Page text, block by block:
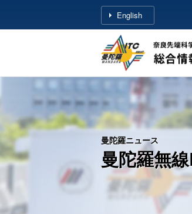
NAIST
ITC
奈
良
先
端
科
学
技
English
曼陀羅ニュース
曼陀羅無